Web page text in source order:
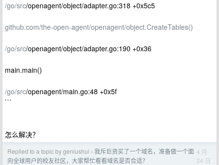
/go/src/openagent/object/adapter.go:318 +0x5c5
github.com/the-open-agent/openagent/object.CreateTables()
/go/src/openagent/object/adapter.go:190 +0x36
main.main()
/go/src/openagent/main.go:48 +0x5f
```
怎么解决？
Replied to a topic by geniushui › 我斥巨资买了一个域名，准备做一个面
向全球用户的校友社区，大家帮忙看看域名是否合适？
4 月
24 日